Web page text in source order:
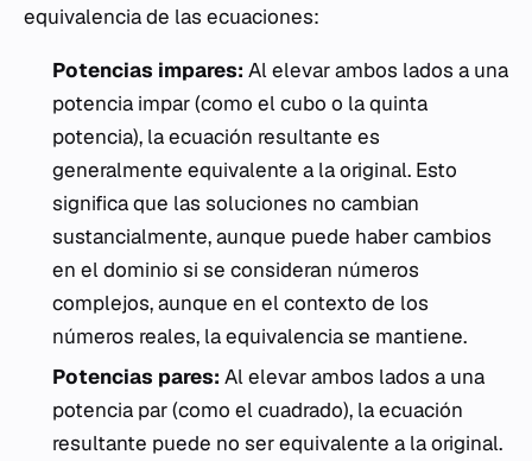
equivalencia de las ecuaciones:
Potencias impares: Al elevar ambos lados a una
potencia impar (como el cubo o la quinta
potencia), la ecuación resultante es
generalmente equivalente a la original. Esto
significa que las soluciones no cambian
sustancialmente, aunque puede haber cambios
en el dominio si se consideran números
complejos, aunque en el contexto de los
números reales, la equivalencia se mantiene.
Potencias pares: Al elevar ambos lados a una
potencia par (como el cuadrado), la ecuación
resultante puede no ser equivalente a la original.